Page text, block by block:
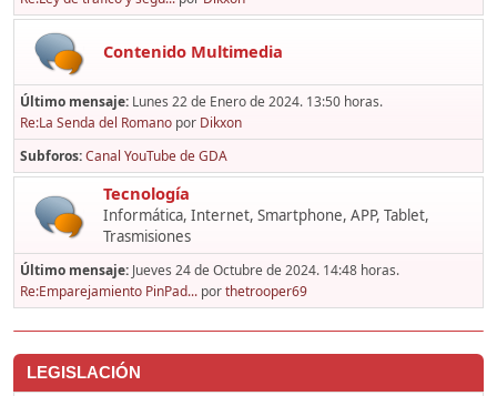
Contenido Multimedia
Último mensaje: Lunes 22 de Enero de 2024. 13:50 horas.
Re:La Senda del Romano por Dikxon
Subforos Canal YouTube de GDA
Tecnología
Informática, Internet, Smartphone, APP, Tablet,
Trasmisiones
Último mensaje: Jueves 24 de Octubre de 2024. 14:48 horas.
Re:Emparejamiento PinPad... porthetrooper69
LEGISLACIÓN